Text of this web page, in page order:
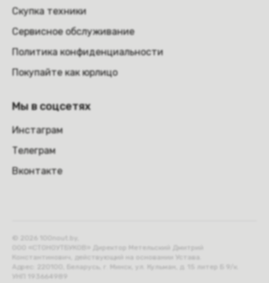
Скупка техники
Сервисное обслуживание
Политика конфиденциальности
Покупайте как юрлицо
Мы в соцсетях
Инстаграм
Телеграм
Вконтакте
ООО «СТОНОУТБУКОВ» Директор Метельский Дмитрий
Константинович, действующий на основании Устава.
Адрес: 220100, Беларусь, г. Минск, ул. Кульман, д. 15 литер Б 9/к.